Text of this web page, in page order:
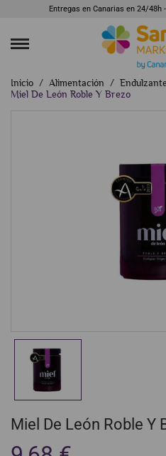
Entregas en Canarias en 24/48h
Inicio Alimentación
Miel De León Roble Y Brezo
Miel De León Roble Y